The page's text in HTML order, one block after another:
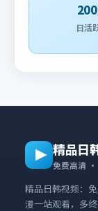
日活
精品日
免费高清 ·
精品日韩视频：
漫一站观看，多终